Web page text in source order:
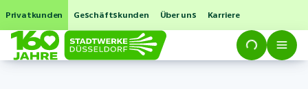
Privatkunden Geschäftskunden Über uns Karriere